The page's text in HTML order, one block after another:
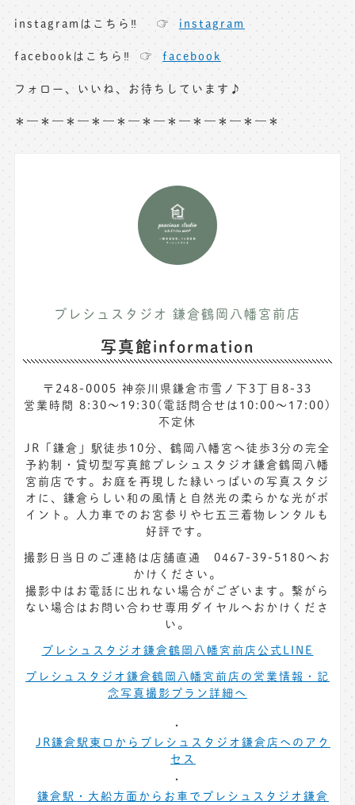
instagramはこちら‼︎ ☞ instagram
facebookはこちら‼︎ ☞ facebook
フォロー、いいね、お待ちしています♪
＊—＊—＊—＊—＊—＊—＊—＊—＊—＊—＊
プレシュスタジオ 鎌倉鶴岡八幡宮前店
写真館information
〒248-0005 神奈川県鎌倉市雪ノ下3丁目8-33
営業時間 8:30〜19:30(電話問合せは10:00～17:00)
不定休
JR「鎌倉」駅徒歩10分、鶴岡八幡宮へ徒歩3分の完全
予約制・貸切型写真館プレシュスタジオ鎌倉鶴岡八幡
宮前店です。お庭を再現した緑いっぱいの写真スタジ
オに、鎌倉らしい和の風情と自然光の柔らかな光がポ
イント。人力車でのお宮参りや七五三着物レンタルも
好評です。
撮影日当日のご連絡は店舗直通 0467-39-5180へお
かけください。
撮影中はお電話に出れない場合がございます。繋がら
ない場合はお問い合わせ専用ダイヤルへおかけくださ
い。
プレシュスタジオ鎌倉鶴岡八幡宮前店公式LINE
プレシュスタジオ鎌倉鶴岡八幡宮前店の営業情報・記
念写真撮影プラン詳細へ
JR鎌倉駅東口からプレシュスタジオ鎌倉店へのアク
セス
鎌倉駅・大船方面からお車でプレシュスタジオ鎌倉